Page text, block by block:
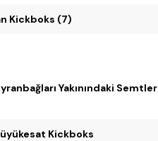
Oran Kickboks (7)
Yakınındaki Semtler
Büyükesat Kickboks